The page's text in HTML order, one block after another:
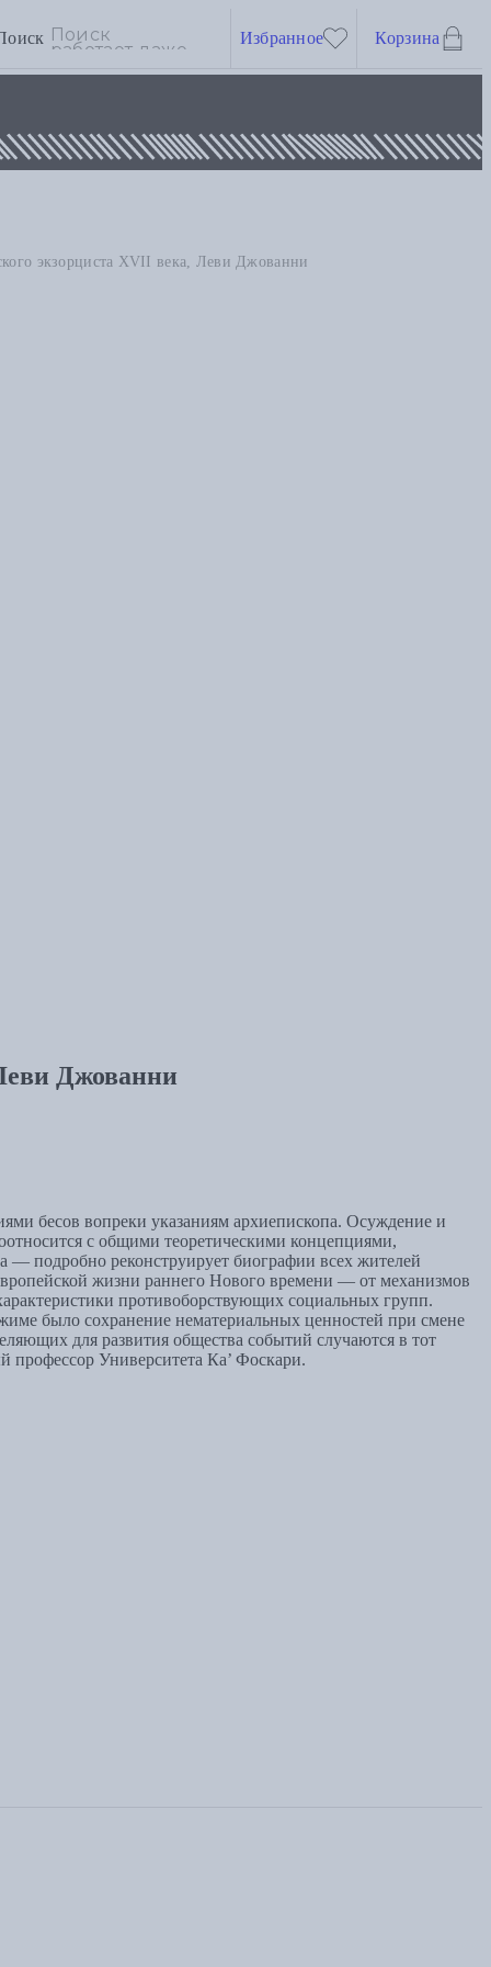
Избранное Корзина
экзорциста XVII века, Леви Джованни
Джованни
бесов вопреки указаниям архиепископа. Осуждение и
с общими теоретическими концепциями,
подробно реконструирует биографии всех жителей
жизни раннего Нового времени — от механизмов
противоборствующих социальных групп.
было сохранение нематериальных ценностей при смене
для развития общества событий случаются в тот
Университета Ка’ Фоскари.